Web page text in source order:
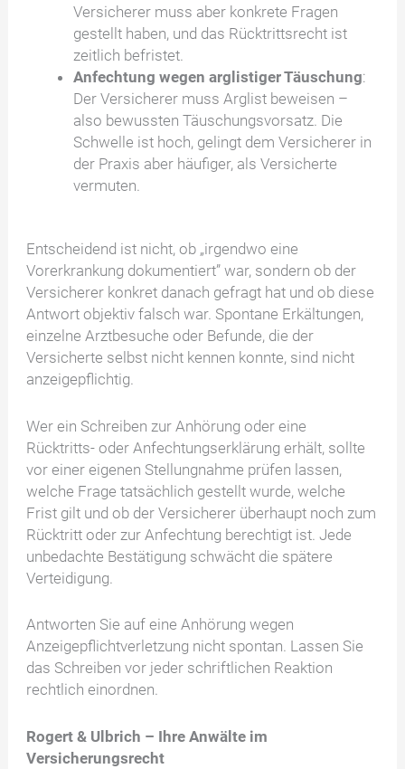
Versicherer muss aber konkrete Fragen
gestellt haben, und das Rücktrittsrecht ist
zeitlich befristet.
Anfechtung wegen arglistiger Täuschung:
Der Versicherer muss Arglist beweisen –
also bewussten Täuschungsvorsatz. Die
Schwelle ist hoch, gelingt dem Versicherer in
der Praxis aber häufiger, als Versicherte
vermuten.
Entscheidend ist nicht, ob „irgendwo eine
Vorerkrankung dokumentiert” war, sondern ob der
Versicherer konkret danach gefragt hat und ob diese
Antwort objektiv falsch war. Spontane Erkältungen,
einzelne Arztbesuche oder Befunde, die der
Versicherte selbst nicht kennen konnte, sind nicht
anzeigepflichtig.
Wer ein Schreiben zur Anhörung oder eine
Rücktritts- oder Anfechtungserklärung erhält, sollte
vor einer eigenen Stellungnahme prüfen lassen,
welche Frage tatsächlich gestellt wurde, welche
Frist gilt und ob der Versicherer überhaupt noch zum
Rücktritt oder zur Anfechtung berechtigt ist. Jede
unbedachte Bestätigung schwächt die spätere
Verteidigung.
Antworten Sie auf eine Anhörung wegen
Anzeigepflichtverletzung nicht spontan. Lassen Sie
das Schreiben vor jeder schriftlichen Reaktion
rechtlich einordnen.
Rogert & Ulbrich – Ihre Anwälte im
Versicherungsrecht